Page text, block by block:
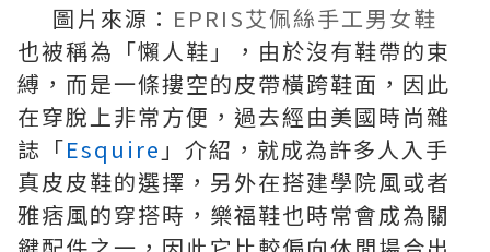
圖片來源： EPRIS艾佩絲手工男女鞋
也被稱為「懶人鞋」，由於沒有鞋帶的束
縛，而是一條摟空的皮帶橫跨鞋面，因此
在穿脫上非常方便，過去經由美國時尚雜
誌「Esquire 」介紹，就成為許多人入手
真皮皮鞋的選擇，另外在搭建學院風或者
雅痞風的穿搭時，樂福鞋也時常會成為關